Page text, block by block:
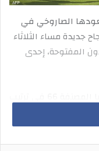
الصاروخي في
جديدة مساء الثلاثاء
المفتوحة، إحدى
السعادة” مثلما
نهائي إحدى بطولات
ذاته بعد